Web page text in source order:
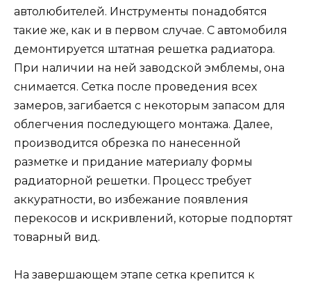
автолюбителей. Инструменты понадобятся
такие же, как и в первом случае. С автомобиля
демонтируется штатная решетка радиатора.
При наличии на ней заводской эмблемы, она
снимается. Сетка после проведения всех
замеров, загибается с некоторым запасом для
облегчения последующего монтажа. Далее,
производится обрезка по нанесенной
разметке и придание материалу формы
радиаторной решетки. Процесс требует
аккуратности, во избежание появления
перекосов и искривлений, которые подпортят
товарный вид.
На завершающем этапе сетка крепится к